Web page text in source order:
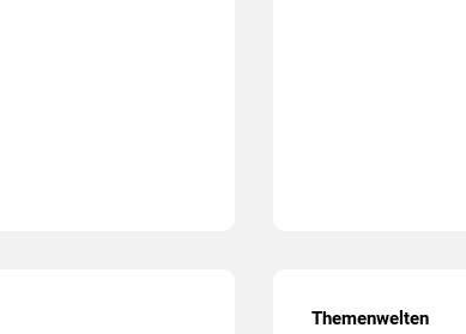
Themenwelten